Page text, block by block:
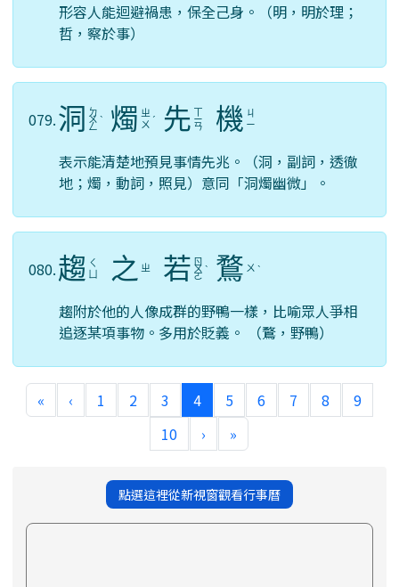
形容人能迴避禍患，保全己身。（明，明於理；
哲，察於事）
079.洞 ㄉ
ㄨ
ㄥ
ˋ 燭 ㄓ
ㄨ ˊ 先 ㄒ
ㄧ
ㄢ 機 ㄐ
ㄧ
表示能清楚地預見事情先兆。（洞，副詞，透徹
地；燭，動詞，照見）意同「洞燭幽微」。
080.趨 ㄑ
之 ㄓ 若 ㄖ
ㄨ
ㄛ
ˋ 鶩 ㄨ ˋ
趨附於他的人像成群的野鴨一樣，比喻眾人爭相
追逐某項事物。多用於貶義。 （鶩，野鴨）
« ‹ 1 2 3 4(current)
5 6 7 8
9
10
› »
點選這裡從新視窗觀看行事曆